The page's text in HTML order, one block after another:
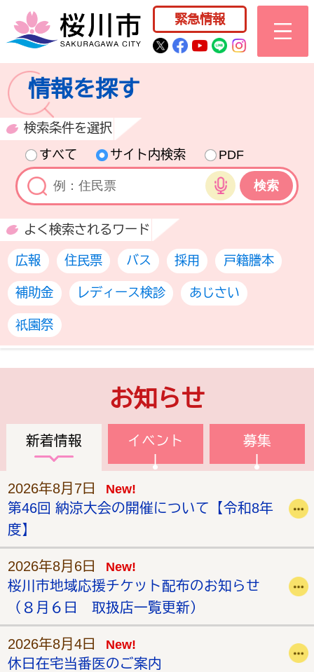
桜川市公式ホー
緊急情報
桜川市公式Twitter
桜川市公式
桜川市公式
桜川市公式
情報を探す
検索条件を選択
すべて
サイト内検索
PDF
音声検索
よく検索されるワード
広報 住民票 バス 採用 戸籍謄本
補助金 レディース検診 あじさい
祇園祭
お知らせ
新着情報 イベント 募集
2026年8月7日 New!
第46回 納涼大会の開催について【令和8年
度】
2026年8月6日 New!
桜川市地域応援チケット配布のお知らせ
（８月６日 取扱店一覧更新）
2026年8月4日 New!
休日在宅当番医のご案内